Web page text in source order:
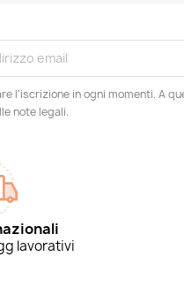
l'iscrizione in ogni momenti. A
note legali.
lavorativi